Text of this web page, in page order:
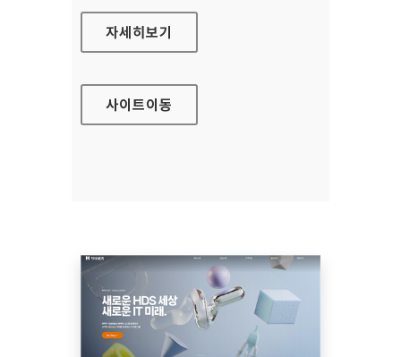
식품안전나라
자세히보기
사이트이동